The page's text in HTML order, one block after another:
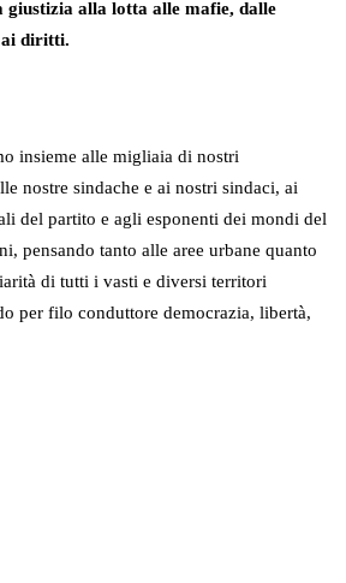
giustizia alla lotta alle mafie, dalle
diritti.
insieme alle migliaia di nostri
nostre sindache e ai nostri sindaci, ai
del partito e agli esponenti dei mondi del
pensando tanto alle aree urbane quanto
di tutti i vasti e diversi territori
per filo conduttore democrazia, libertà,